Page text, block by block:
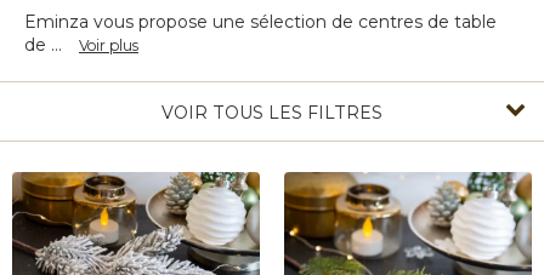
Eminza vous propose une sélection de centres de table
de ... Voir plus
VOIR TOUS LES FILTRES